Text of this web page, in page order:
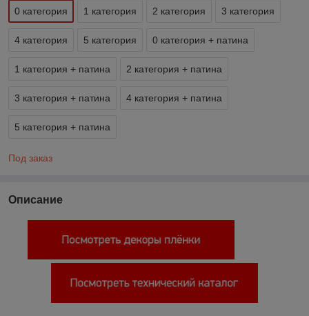
0 категория 1 категория 2 категория 3 категория
4 категория 5 категория 0 категория + патина
1 категория + патина 2 категория + патина
3 категория + патина 4 категория + патина
5 категория + патина
Под заказ
Описание